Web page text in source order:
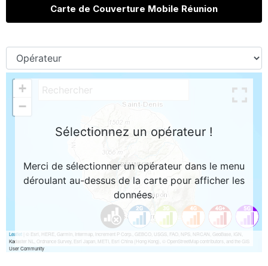
Carte de Couverture Mobile Réunion